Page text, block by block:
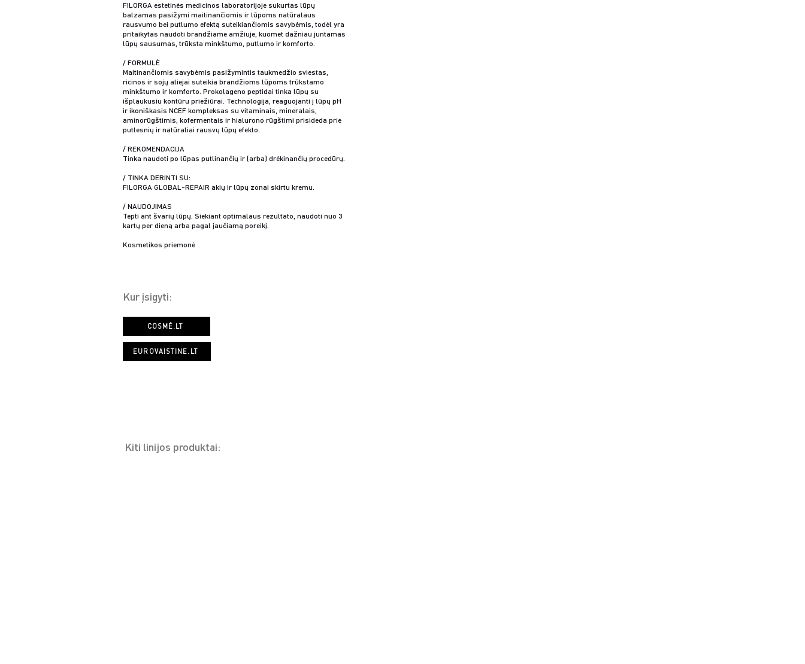
FILORGA estetinės medicinos laboratorijoje sukurtas lūpų
balzamas pasižymi maitinančiomis ir lūpoms natūralaus
rausvumo bei putlumo efektą suteikiančiomis savybėmis, todėl yra
pritaikytas naudoti brandžiame amžiuje, kuomet dažniau juntamas
lūpų sausumas, trūksta minkštumo, putlumo ir komforto.
/ FORMULĖ
Maitinančiomis savybėmis pasižymintis taukmedžio sviestas,
ricinos ir sojų aliejai suteikia brandžioms lūpoms trūkstamo
minkštumo ir komforto. Prokolageno peptidai tinka lūpų su
išplaukusiu kontūru priežiūrai. Technologija, reaguojanti į lūpų pH
ir ikoniškasis NCEF kompleksas su vitaminais, mineralais,
aminorūgštimis, kofermentais ir hialurono rūgštimi prisideda prie
putlesnių ir natūraliai rausvų lūpų efekto.
/ REKOMENDACIJA
Tinka naudoti po lūpas putlinančių ir (arba) drėkinančių procedūrų.
/ TINKA DERINTI SU:
FILORGA GLOBAL-REPAIR akių ir lūpų zonai skirtu kremu.
/ NAUDOJIMAS
Tepti ant švarių lūpų. Siekiant optimalaus rezultato, naudoti nuo 3
kartų per dieną arba pagal jaučiamą poreikį.
Kosmetikos priemonė
Kur įsigyti:
COSMÉ.LT
EUROVAISTINE.LT
Kiti linijos produktai: